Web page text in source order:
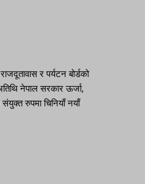
र पर्यटन बोर्डको
नेपाल सरकार ऊर्जा,
रुपमा चिनियाँ नयाँ